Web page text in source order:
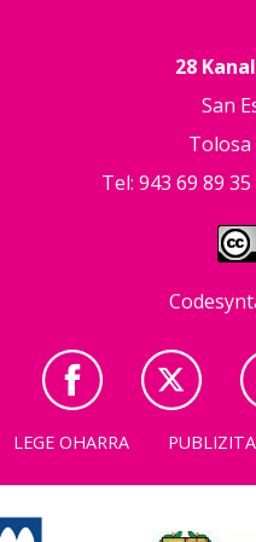
28
San
Tolosa
Tel: 943 69 89 35
LEGE OHARRA